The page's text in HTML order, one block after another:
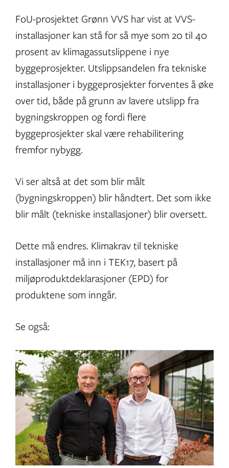
FoU-prosjektet Grønn VVS har vist at VVS-
installasjoner kan stå for så mye som 20 til 40
prosent av klimagassutslippene i nye
byggeprosjekter. Utslippsandelen fra tekniske
installasjoner i byggeprosjekter forventes å øke
over tid, både på grunn av lavere utslipp fra
bygningskroppen og fordi flere
byggeprosjekter skal være rehabilitering
fremfor nybygg.
Vi ser altså at det som blir målt
(bygningskroppen) blir håndtert. Det som ikke
blir målt (tekniske installasjoner) blir oversett.
Dette må endres. Klimakrav til tekniske
installasjoner må inn i TEK17, basert på
miljøproduktdeklarasjoner (EPD) for
produktene som inngår.
Se også: